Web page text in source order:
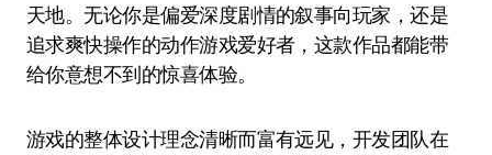
天地。无论你是偏爱深度剧情的叙事向玩家，还是
追求爽快操作的动作游戏爱好者，这款作品都能带
给你意想不到的惊喜体验。
游戏的整体设计理念清晰而富有远见，开发团队在